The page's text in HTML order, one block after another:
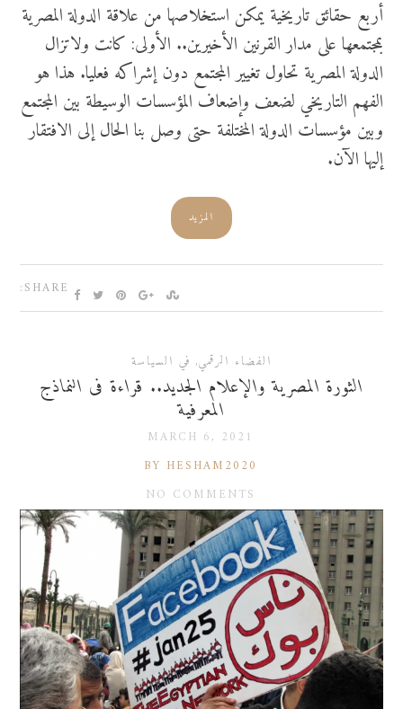
أربع حقائق تاريخية يمكن استخلاصها من علاقة الدولة المصرية
بمجتمعها على مدار القرنين الأخيرين.. الأولى: كانت ولاتزال
الدولة المصرية تحاول تغيير المجتمع دون إشراكه فعليا. هذا هو
الفهم التاريخي لضعف وإضعاف المؤسسات الوسيطة بين المجتمع
وبين مؤسسات الدولة المختلفة حتى وصل بنا الحال إلى الافتقار
إليها الآن.
المزيد
SHARE:
الفضاء الرقمي, في السياسة
الثورة المصرية والإعلام الجديد.. قراءة فى النماذج
المعرفية
MARCH 6, 2021
BY HESHAM2020
NO COMMENTS